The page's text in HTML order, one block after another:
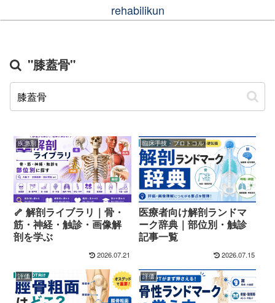
rehabilikun
"膝蓋骨"
疾患別
🦴 解剖ライブラリ｜骨・
筋・神経・触診・画像解
剖を学ぶ
2026.07.21
臨床手技・プロトコル
医療者向け解剖ランドマ
ーク辞典｜部位別・触診
記事一覧
2026.07.15
評価 評価